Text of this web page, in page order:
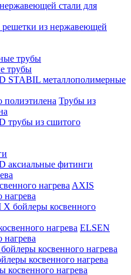
стали для
из нержавеющей
трубы
STABIL металлополимерные
Трубы из
трубы из сшитого
аксиальные фитинги
AXIS
нагрева
бойлеры косвенного
ELSEN
нагрева
косвенного нагрева